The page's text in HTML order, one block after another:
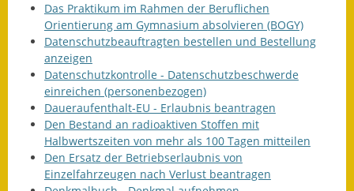
Das Praktikum im Rahmen der Beruflichen
Orientierung am Gymnasium absolvieren (BOGY)
Datenschutzbeauftragten bestellen und Bestellung
anzeigen
Datenschutzkontrolle - Datenschutzbeschwerde
einreichen (personenbezogen)
Daueraufenthalt-EU - Erlaubnis beantragen
Den Bestand an radioaktiven Stoffen mit
Halbwertszeiten von mehr als 100 Tagen mitteilen
Den Ersatz der Betriebserlaubnis von
Einzelfahrzeugen nach Verlust beantragen